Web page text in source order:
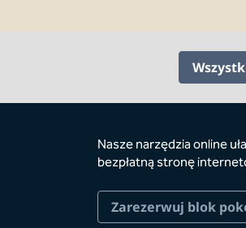
Nasze narzędzia online
bezpłatną stronę
Zarezerwuj blok